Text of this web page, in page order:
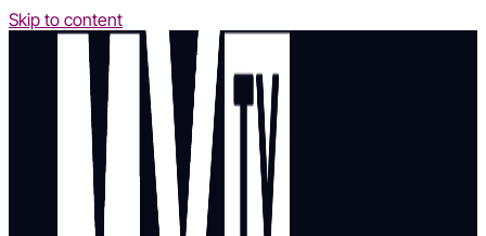
Skip to content